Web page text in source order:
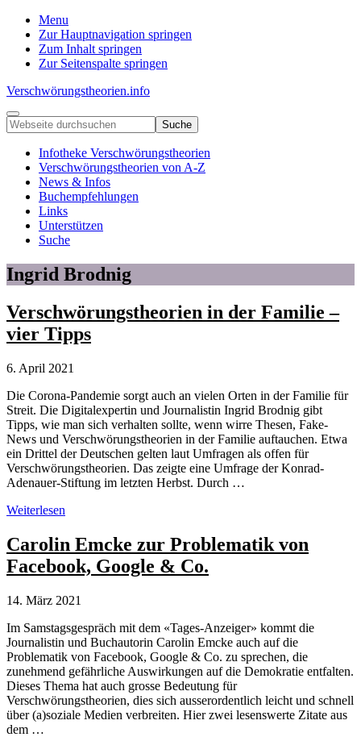
Menu
Zur Hauptnavigation springen
Zum Inhalt springen
Zur Seitenspalte springen
Verschwörungstheorien.info
Beiträge
zu
Merkmalen,
Funktionen
Risiken
konspirationistischen
Denkens
Menu
Webseite
durchsuchen
Infotheke Verschwörungstheorien
Verschwörungstheorien von A-Z
News & Infos
Buchempfehlungen
Links
Unterstützen
Suche
Ingrid Brodnig
Verschwörungstheorien in der Familie –
vier Tipps
6. April 2021
Die Corona-Pandemie sorgt auch an vielen Orten in der Familie für
Streit. Die Digitalexpertin und Journalistin Ingrid Brodnig gibt
Tipps, wie man sich verhalten sollte, wenn wirre Thesen, Fake-
News und Verschwörungstheorien in der Familie auftauchen. Etwa
ein Drittel der Deutschen gelten laut Umfragen als offen für
Verschwörungstheorien. Das zeigte eine Umfrage der Konrad-
Adenauer-Stiftung im letzten Herbst. Durch …
Verschwörungstheorien
der
Familie
–
Tipps
Weiterlesen
Carolin Emcke zur Problematik von
Facebook, Google & Co.
14. März 2021
Im Samstagsgespräch mit dem «Tages-Anzeiger» kommt die
Journalistin und Buchautorin Carolin Emcke auch auf die
Problematik von Facebook, Google & Co. zu sprechen, die
zunehmend gefährliche Auswirkungen auf die Demokratie entfalten.
Dieses Thema hat auch grosse Bedeutung für
Verschwörungstheorien, dies sich ausserordentlich leicht und schnell
über (a)soziale Medien verbreiten. Hier zwei lesenswerte Zitate aus
dem …